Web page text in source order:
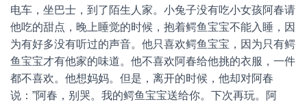
电车，坐巴士，到了陌生人家。小兔子没有吃小女孩阿春请
他吃的甜点，晚上睡觉的时候，抱着鳄鱼宝宝不能入睡，因
为有好多没有听过的声音。他只喜欢鳄鱼宝宝，因为只有鳄
鱼宝宝才有他家的味道。他不喜欢阿春给他挑的衣服，一件
都不喜欢。他想妈妈。但是，离开的时候，他却对阿春
说：”阿春，别哭。我的鳄鱼宝宝送给你。下次再玩。阿